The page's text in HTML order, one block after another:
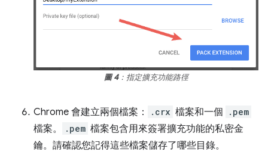
圖 4：指定擴充功能路徑
Chrome 會建立兩個檔案： .crx 檔案和一個 .pem
檔案。 .pem 檔案包含用來簽署擴充功能的私密金
鑰。請確認您記得這些檔案儲存了哪些目錄。